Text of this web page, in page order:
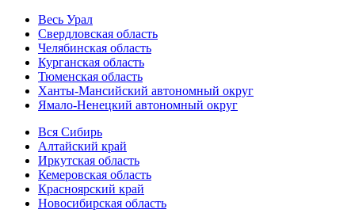
Весь Урал
Свердловская область
Челябинская область
Курганская область
Тюменская область
Ханты-Мансийский автономный округ
Ямало-Ненецкий автономный округ
Вся Сибирь
Алтайский край
Иркутская область
Кемеровская область
Красноярский край
Новосибирская область